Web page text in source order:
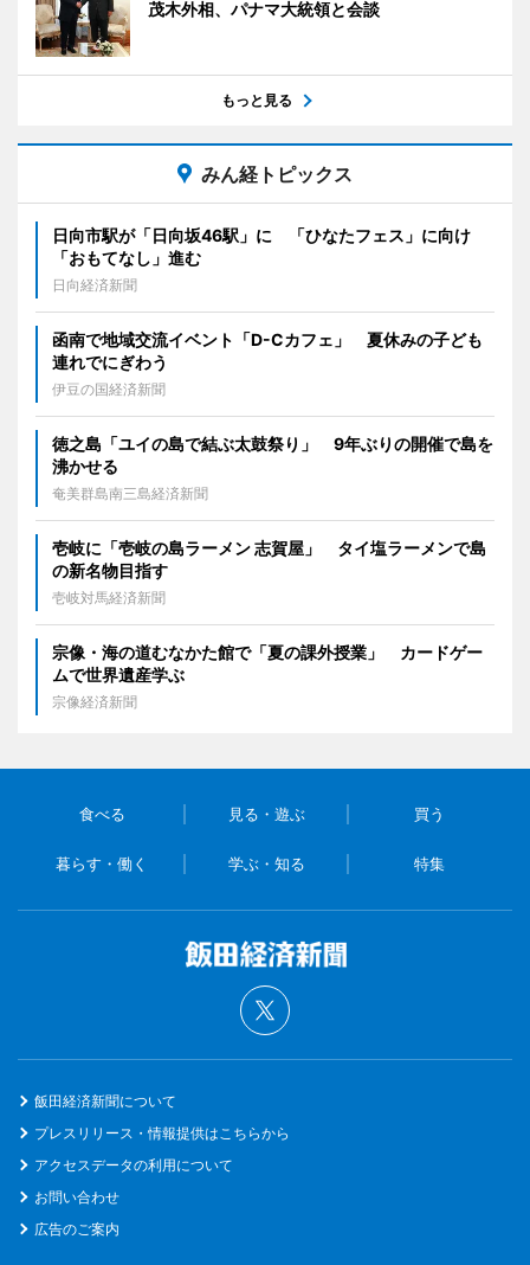
茂木外相、パナマ大統領と会談
もっと見る
みん経トピックス
日向市駅が「日向坂46駅」に 「ひなたフェス」に向け
「おもてなし」進む
日向経済新聞
函南で地域交流イベント「D-Cカフェ」 夏休みの子ども
連れでにぎわう
伊豆の国経済新聞
徳之島「ユイの島で結ぶ太鼓祭り」 9年ぶりの開催で島を
沸かせる
奄美群島南三島経済新聞
壱岐に「壱岐の島ラーメン 志賀屋」 タイ塩ラーメンで島
の新名物目指す
壱岐対馬経済新聞
宗像・海の道むなかた館で「夏の課外授業」 カードゲー
ムで世界遺産学ぶ
宗像経済新聞
食べる 見る・遊ぶ 買う
暮らす・働く 学ぶ・知る 特集
飯田経済新聞について
プレスリリース・情報提供はこちらから
アクセスデータの利用について
お問い合わせ
広告のご案内